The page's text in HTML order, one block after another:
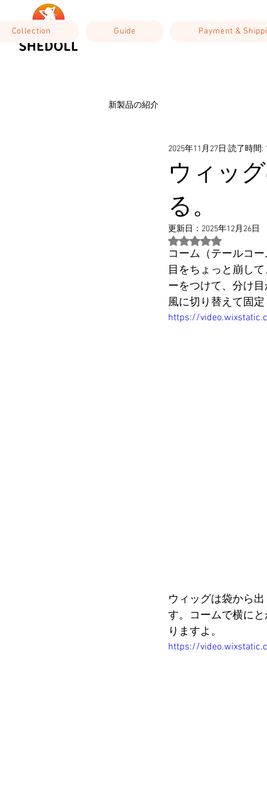
Collection Guide Payment &
新製品の紹介
ウィッ
る。
2025年11月27日 読了時間:
更新日： 2025年12月26日
5つ星のうちNaN
コーム（テールコ
目をちょっと崩し
ーをつけて、分け
風に切り替えて固
https://
ウィッグは袋から
す。コームで横に
りますよ。
https://